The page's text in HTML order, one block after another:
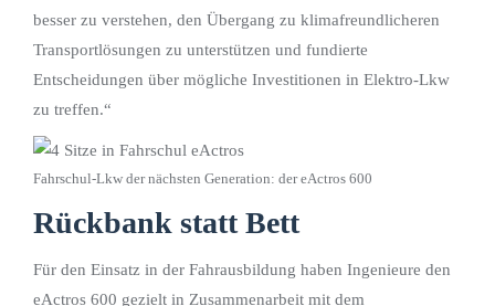
besser zu verstehen, den Übergang zu klimafreundlicheren
Transportlösungen zu unterstützen und fundierte
Entscheidungen über mögliche Investitionen in Elektro-Lkw
zu treffen.“
Fahrschul-Lkw der nächsten Generation: der eActros 600
Rückbank statt Bett
Für den Einsatz in der Fahrausbildung haben Ingenieure den
eActros 600 gezielt in Zusammenarbeit mit dem